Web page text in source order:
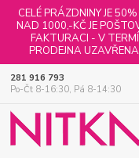
CELÉ PRÁZDNINY JE
NAD 1000,-KČ JE
FAKTURACI - V
PRODEJNA
281 916 793
Po-Čt 8-16:30, Pá 8-14:30